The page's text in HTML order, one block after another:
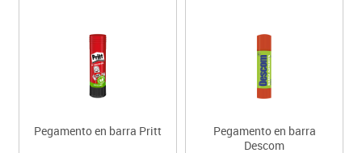
Pegamento en barra Pritt
Pegamento en barra
Descom